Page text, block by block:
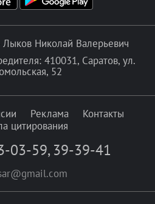
Николай Валерьевич
410031, Саратов, ул.
52
Реклама
Контакты
цитирования
03-59, 39-39-41